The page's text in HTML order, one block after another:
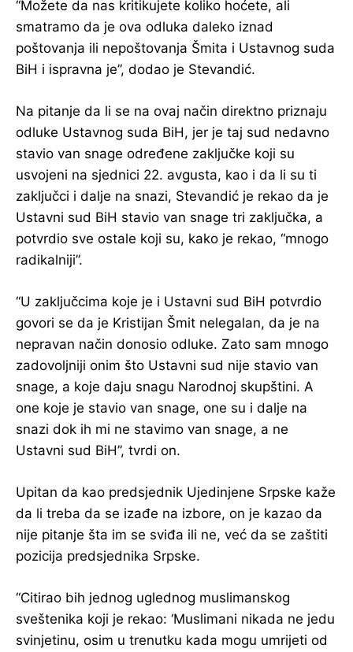
“Možete da nas kritikujete koliko hoćete, ali
smatramo da je ova odluka daleko iznad
poštovanja ili nepoštovanja Šmita i Ustavnog suda
BiH i ispravna je”, dodao je Stevandić.
Na pitanje da li se na ovaj način direktno priznaju
odluke Ustavnog suda BiH, jer je taj sud nedavno
stavio van snage određene zaključke koji su
usvojeni na sjednici 22. avgusta, kao i da li su ti
zaključci i dalje na snazi, Stevandić je rekao da je
Ustavni sud BiH stavio van snage tri zaključka, a
potvrdio sve ostale koji su, kako je rekao, “mnogo
radikalniji”.
“U zaključcima koje je i Ustavni sud BiH potvrdio
govori se da je Kristijan Šmit nelegalan, da je na
nepravan način donosio odluke. Zato sam mnogo
zadovoljniji onim što Ustavni sud nije stavio van
snage, a koje daju snagu Narodnoj skupštini. A
one koje je stavio van snage, one su i dalje na
snazi dok ih mi ne stavimo van snage, a ne
Ustavni sud BiH”, tvrdi on.
Upitan da kao predsjednik Ujedinjene Srpske kaže
da li treba da se izađe na izbore, on je kazao da
nije pitanje šta im se sviđa ili ne, već da se zaštiti
pozicija predsjednika Srpske.
“Citirao bih jednog uglednog muslimanskog
sveštenika koji je rekao: ‘Muslimani nikada ne jedu
svinjetinu, osim u trenutku kada mogu umrijeti od